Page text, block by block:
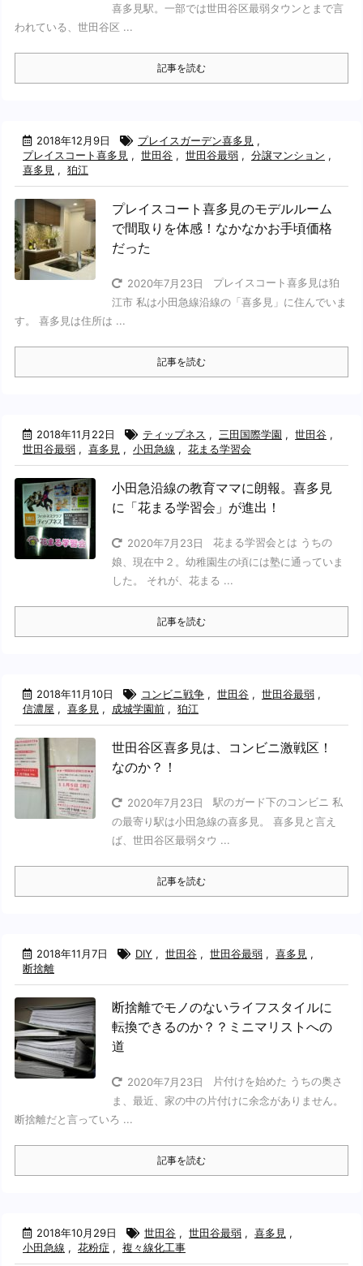
喜多見駅。一部では世田谷区最弱タウンとまで言
われている、世田谷区 ...
記事を読む
2018年12月9日 プレイスガーデン喜多見 ,
プレイスコート喜多見 , 世田谷 , 世田谷最弱 , 分譲マンション ,
喜多見 , 狛江
プレイスコート喜多見のモデルルーム
で間取りを体感！なかなかお手頃価格
だった
2020年7月23日
プレイスコート喜多見は狛
江市 私は小田急線沿線の「喜多見」に住んでいま
す。 喜多見は住所は ...
記事を読む
2018年11月22日 ティップネス , 三田国際学園 , 世田谷 ,
世田谷最弱 , 喜多見 , 小田急線 , 花まる学習会
小田急沿線の教育ママに朗報。喜多見
に「花まる学習会」が進出！
2020年7月23日
花まる学習会とは うちの
娘、現在中２。幼稚園生の頃には塾に通っていま
した。 それが、花まる ...
記事を読む
2018年11月10日 コンビニ戦争 , 世田谷 , 世田谷最弱 ,
信濃屋 , 喜多見 , 成城学園前 , 狛江
世田谷区喜多見は、コンビニ激戦区！
なのか？！
2020年7月23日
駅のガード下のコンビニ 私
の最寄り駅は小田急線の喜多見。 喜多見と言え
ば、世田谷区最弱タウ ...
記事を読む
2018年11月7日 DIY , 世田谷 , 世田谷最弱 , 喜多見 ,
断捨離
断捨離でモノのないライフスタイルに
転換できるのか？？ミニマリストへの
道
2020年7月23日
片付けを始めた うちの奥さ
ま、最近、家の中の片付けに余念がありません。
断捨離だと言っていろ ...
記事を読む
2018年10月29日 世田谷 , 世田谷最弱 , 喜多見 ,
小田急線 , 花粉症 , 複々線化工事